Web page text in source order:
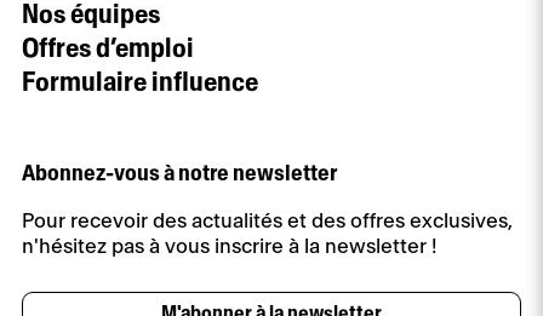
Nos équipes
Offres d’emploi
Formulaire influence
Abonnez-vous à notre newsletter
Pour recevoir des actualités et des offres exclusives,
n'hésitez pas à vous inscrire à la newsletter !